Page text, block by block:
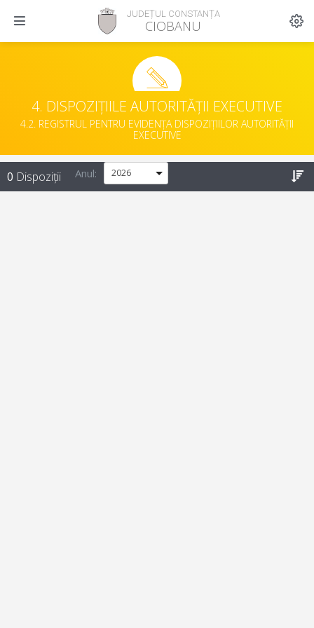
JUDEȚUL CONSTANȚA
CIOBANU
4. DISPOZIȚIILE AUTORITĂȚII EXECUTIVE
4.2. REGISTRUL PENTRU EVIDENȚA DISPOZIȚIILOR AUTORITĂȚII
EXECUTIVE
0 Dispoziții Anul: